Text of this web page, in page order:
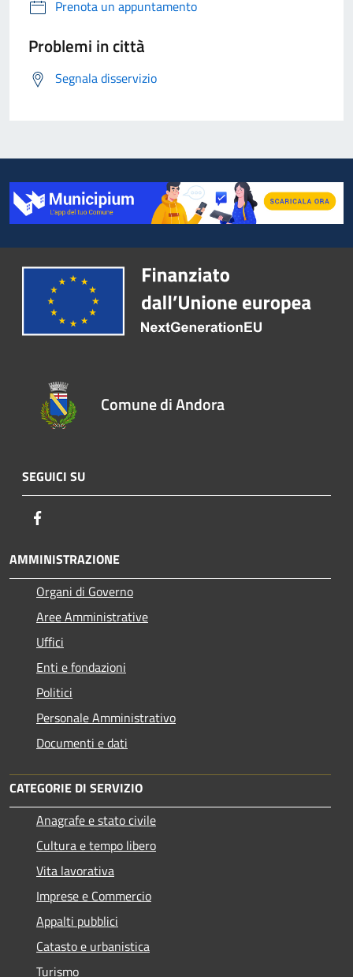
Prenota un appuntamento
Problemi in città
Segnala disservizio
Comune di Andora
SEGUICI SU
AMMINISTRAZIONE
Organi di Governo
Aree Amministrative
Uffici
Enti e fondazioni
Politici
Personale Amministrativo
Documenti e dati
CATEGORIE DI SERVIZIO
Anagrafe e stato civile
Cultura e tempo libero
Vita lavorativa
Imprese e Commercio
Appalti pubblici
Catasto e urbanistica
Turismo